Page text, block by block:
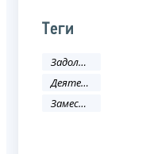
Теги
Задолженность и банкротство
Деятельность ФНС
Заместитель руководителя ФНС России